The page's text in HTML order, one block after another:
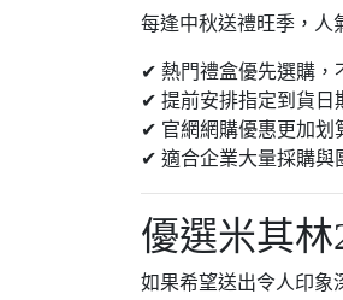
每逢中秋送禮旺季，人
✔ 熱門禮盒優先選購，
✔ 提前安排指定到貨日
✔ 官網網購優惠更加划
✔ 適合企業大量採購與
優選米其
如果希望送出令人印象